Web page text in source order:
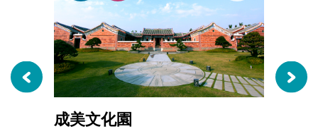
成美文化園